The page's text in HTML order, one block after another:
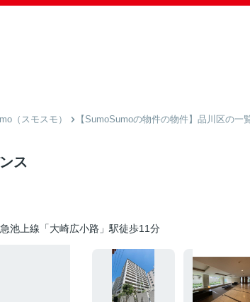
（スモスモ） 【SumoSumoの物件の物件】品川区の一
ス
池上線「大崎広小路」駅徒歩11分